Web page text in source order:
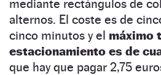
mediante rectángulos de
alternos. El coste es de
cinco minutos y el máximo
estacionamiento es de
que hay que pagar 2,75